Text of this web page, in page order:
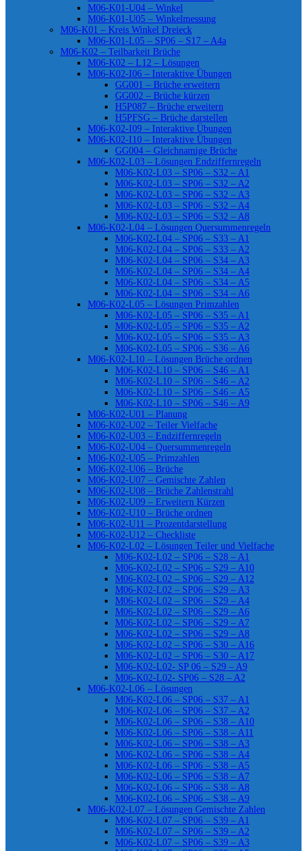
M06-K01-U04 – Winkel
M06-K01-U05 – Winkelmessung
M06-K01 – Kreis Winkel Dreieck
M06-K01-L05 – SP06 – S17 – A4a
M06-K02 – Teilbarkeit Brüche
M06-K02 – L12 – Lösungen
M06-K02-I06 – Interaktive Übungen
GG001 – Brüche erweitern
GG002 – Brüche kürzen
H5P087 – Brüche erweitern
H5PFSG – Brüche darstellen
M06-K02-I09 – Interaktive Übungen
M06-K02-I10 – Interaktive Übungen
GG004 – Gleichnamige Brüche
M06-K02-L03 – Lösungen Endziffernregeln
M06-K02-L03 – SP06 – S32 – A1
M06-K02-L03 – SP06 – S32 – A2
M06-K02-L03 – SP06 – S32 – A3
M06-K02-L03 – SP06 – S32 – A4
M06-K02-L03 – SP06 – S32 – A8
M06-K02-L04 – Lösungen Quersummenregeln
M06-K02-L04 – SP06 – S33 – A1
M06-K02-L04 – SP06 – S33 – A2
M06-K02-L04 – SP06 – S34 – A3
M06-K02-L04 – SP06 – S34 – A4
M06-K02-L04 – SP06 – S34 – A5
M06-K02-L04 – SP06 – S34 – A6
M06-K02-L05 – Lösungen Primzahlen
M06-K02-L05 – SP06 – S35 – A1
M06-K02-L05 – SP06 – S35 – A2
M06-K02-L05 – SP06 – S35 – A3
M06-K02-L05 – SP06 – S36 – A6
M06-K02-L10 – Lösungen Brüche ordnen
M06-K02-L10 – SP06 – S46 – A1
M06-K02-L10 – SP06 – S46 – A2
M06-K02-L10 – SP06 – S46 – A5
M06-K02-L10 – SP06 – S46 – A9
M06-K02-U01 – Planung
M06-K02-U02 – Teiler Vielfache
M06-K02-U03 – Endziffernregeln
M06-K02-U04 – Quersummenregeln
M06-K02-U05 – Primzahlen
M06-K02-U06 – Brüche
M06-K02-U07 – Gemischte Zahlen
M06-K02-U08 – Brüche Zahlenstrahl
M06-K02-U09 – Erweitern Kürzen
M06-K02-U10 – Brüche ordnen
M06-K02-U11 – Prozentdarstellung
M06-K02-U12 – Checkliste
M06-K02-L02 – Lösungen Teiler und Vielfache
M06-K02-L02 – SP06 – S28 – A1
M06-K02-L02 – SP06 – S29 – A10
M06-K02-L02 – SP06 – S29 – A12
M06-K02-L02 – SP06 – S29 – A3
M06-K02-L02 – SP06 – S29 – A4
M06-K02-L02 – SP06 – S29 – A6
M06-K02-L02 – SP06 – S29 – A7
M06-K02-L02 – SP06 – S29 – A8
M06-K02-L02 – SP06 – S30 – A16
M06-K02-L02 – SP06 – S30 – A17
M06-K02-L02- SP 06 – S29 – A9
M06-K02-L02- SP06 – S28 – A2
M06-K02-L06 – Lösungen
M06-K02-L06 – SP06 – S37 – A1
M06-K02-L06 – SP06 – S37 – A2
M06-K02-L06 – SP06 – S38 – A10
M06-K02-L06 – SP06 – S38 – A11
M06-K02-L06 – SP06 – S38 – A3
M06-K02-L06 – SP06 – S38 – A4
M06-K02-L06 – SP06 – S38 – A5
M06-K02-L06 – SP06 – S38 – A7
M06-K02-L06 – SP06 – S38 – A8
M06-K02-L06 – SP06 – S38 – A9
M06-K02-L07 – Lösungen Gemischte Zahlen
M06-K02-L07 – SP06 – S39 – A1
M06-K02-L07 – SP06 – S39 – A2
M06-K02-L07 – SP06 – S39 – A3